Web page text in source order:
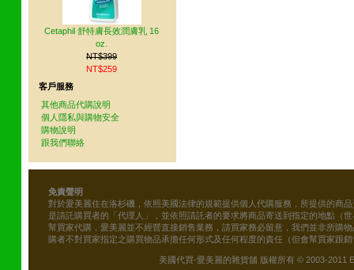
Cetaphil 舒特膚長效潤膚乳 16
oz.
NT$399
NT$259
客戶服務
其他商品代購說明
個人隱私與購物安全
購物說明
跟我們聯絡
免責聲明
對於愛美麗住在洛杉磯，依照美國法律的規範提供個人代購服務，所提供的商
是請託購買者的「代理人」，並依照請託者的要求將商品寄送到指定的地點（
幫買家代購，愛美麗並不經營直接銷售業務，請買家務必留意，我們並非所購
購者不對買家指定之購買物品承擔任何形式及任何程度的責任（但會幫買家跟
美國代買-愛美麗的雜貨舖 版權所有 © 2003-2011